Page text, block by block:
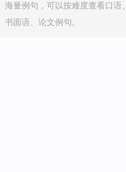
海量例句，可以按难度查看口语、
书面语、论文例句。